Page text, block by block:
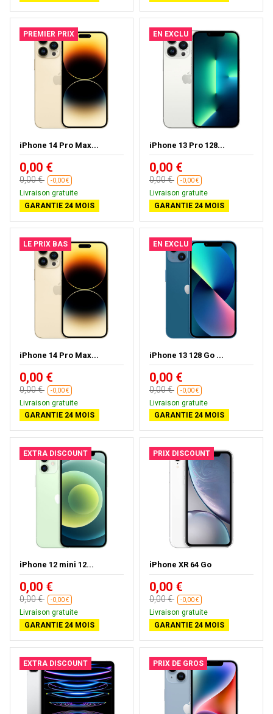
PREMIER PRIX
iPhone 14 Pro Max...
0,00 €
0,00 € -0,00 €
Livraison gratuite
GARANTIE 24 MOIS
EN EXCLU
iPhone 13 Pro 128...
0,00 €
0,00 € -0,00 €
Livraison gratuite
GARANTIE 24 MOIS
LE PRIX BAS
iPhone 14 Pro Max...
0,00 €
0,00 € -0,00 €
Livraison gratuite
GARANTIE 24 MOIS
EN EXCLU
iPhone 13 128 Go ...
0,00 €
0,00 € -0,00 €
Livraison gratuite
GARANTIE 24 MOIS
EXTRA DISCOUNT
iPhone 12 mini 12...
0,00 €
0,00 € -0,00 €
Livraison gratuite
GARANTIE 24 MOIS
PRIX DISCOUNT
iPhone XR 64 Go
0,00 €
0,00 € -0,00 €
Livraison gratuite
GARANTIE 24 MOIS
EXTRA DISCOUNT PRIX DE GROS